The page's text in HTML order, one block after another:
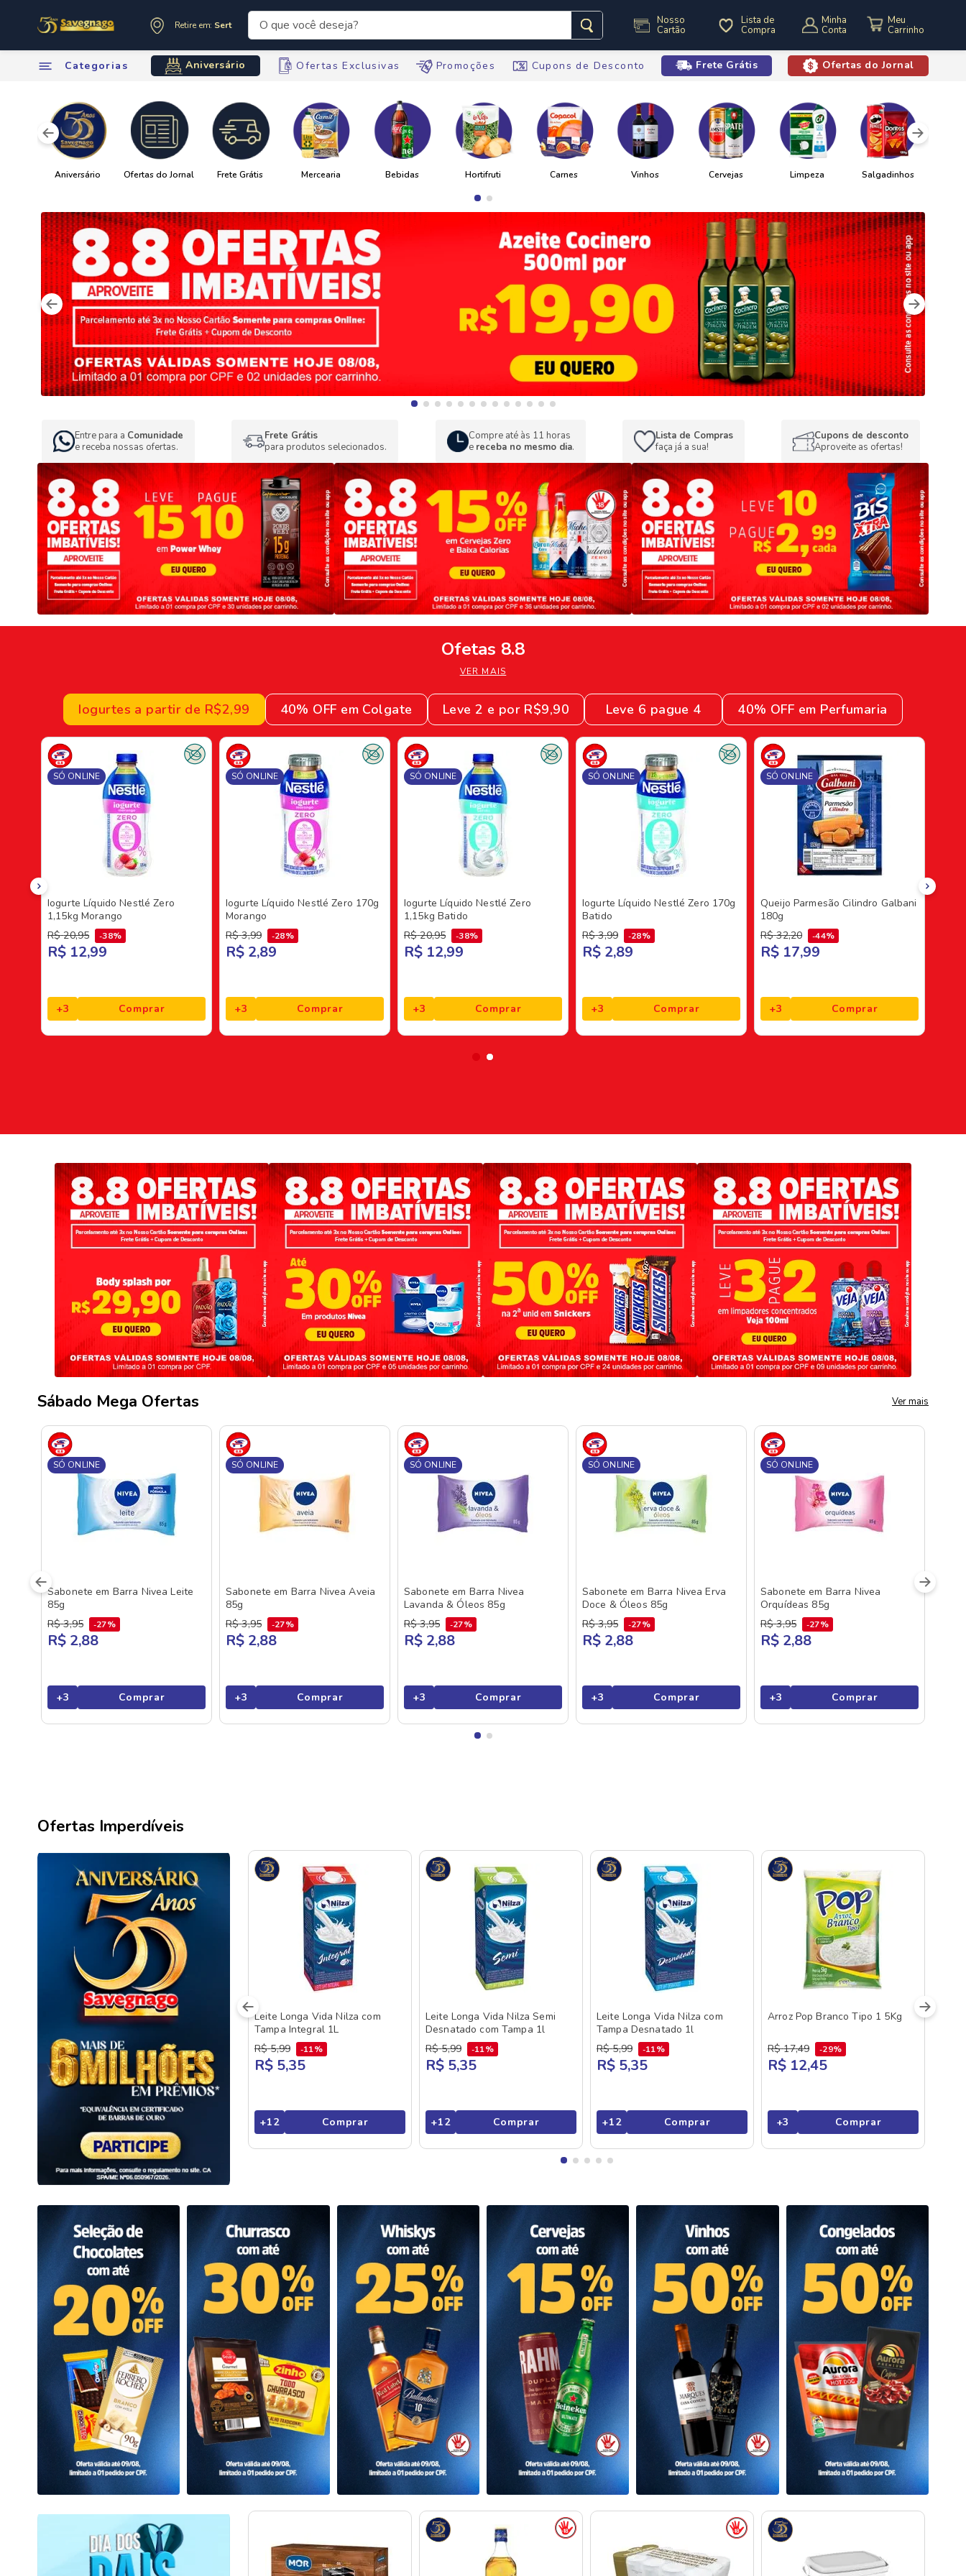
Retire em: Sertãozinho
O que você deseja? Nosso
Cartão
Lista de
Compra
Minha
Conta
Categorias Aniversário Ofertas Exclusivas Promoções Cupons de Desconto Frete Grátis Ofertas do Jornal
Entre para a Comunidade
e receba nossas ofertas.
Frete Grátis
para produtos selecionados.
Compre até às 11 horas
e receba no mesmo dia.
Lista de Compras
faça já a sua!
Cupons de desconto
Aproveite as ofertas!
Ofetas 8.8
VER MAIS
Iogurtes a partir de R$2,99 40% OFF em Colgate Leve 2 e por R$9,90 Leve 6 pague 4 40% OFF em Perfumaria
SÓ ONLINE
Iogurte Líquido Nestlé Zero
1,15kg Morango
R$ 20,95 38%
R$ 12,99
+3 Comprar
SÓ ONLINE
Iogurte Líquido Nestlé Zero 170g
Morango
R$ 3,99 28%
R$ 2,89
+3 Comprar
SÓ ONLINE
Iogurte Líquido Nestlé Zero
1,15kg Batido
R$ 20,95 38%
R$ 12,99
+3 Comprar
SÓ ONLINE
Iogurte Líquido Nestlé Zero 170g
Batido
R$ 3,99 28%
R$ 2,89
+3 Comprar
SÓ ONLINE
Queijo Parmesão Cilindro Galbani
180g
R$ 32,20 44%
R$ 17,99
+3 Comprar
Sábado Mega Ofertas Ver mais
SÓ ONLINE
Sabonete em Barra Nivea Leite
85g
R$ 3,95 27%
R$ 2,88
+3 Comprar
SÓ ONLINE
Sabonete em Barra Nivea Aveia
85g
R$ 3,95 27%
R$ 2,88
+3 Comprar
SÓ ONLINE
Sabonete em Barra Nivea
Lavanda & Óleos 85g
R$ 3,95 27%
R$ 2,88
+3 Comprar
SÓ ONLINE
Sabonete em Barra Nivea Erva
Doce & Óleos 85g
R$ 3,95 27%
R$ 2,88
+3 Comprar
SÓ ONLINE
Sabonete em Barra Nivea
Orquídeas 85g
R$ 3,95 27%
R$ 2,88
+3 Comprar
Ofertas Imperdíveis
Leite Longa Vida Nilza com
Tampa Integral 1L
R$ 5,99 11%
R$ 5,35
+12 Comprar
Leite Longa Vida Nilza Semi
Desnatado com Tampa 1l
R$ 5,99 11%
R$ 5,35
+12 Comprar
Leite Longa Vida Nilza com
Tampa Desnatado 1l
R$ 5,99 11%
R$ 5,35
+12 Comprar
Arroz Pop Branco Tipo 1 5Kg
R$ 17,49 29%
R$ 12,45
+3 Comprar
Termos mais buscados
leite
3
cerveja
º
carne
5
arroz
6
sabonete
8 º
leite integral
9
aniversario
10º chocolate